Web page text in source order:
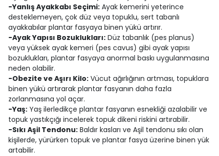
-Yanlış Ayakkabı Seçimi:Ayak kemerini yeterince
desteklemeyen, çok düz veya topuklu, sert tabanlı
ayakkabılar plantar fasyaya binen yükü artırır.
-Ayak Yapısı Bozuklukları:Düz tabanlık (pes planus)
veya yüksek ayak kemeri (pes cavus) gibi ayak yapısı
bozuklukları, plantar fasyaya anormal baskı uygulanmasına
neden olabilir.
-Obezite ve Aşırı Kilo:Vücut ağırlığının artması, topuklara
binen yükü artırarak plantar fasyanın daha fazla
zorlanmasına yol açar.
-Yaş:Yaş ilerledikçe plantar fasyanın esnekliği azalabilir ve
topuk yastıkçığı incelerek topuk dikeni riskini artırabilir.
-Sıkı Aşil Tendonu:Baldır kasları ve Aşil tendonu sıkı olan
kişilerde, yürürken topuk ve plantar fasya üzerine binen yük
artabilir.